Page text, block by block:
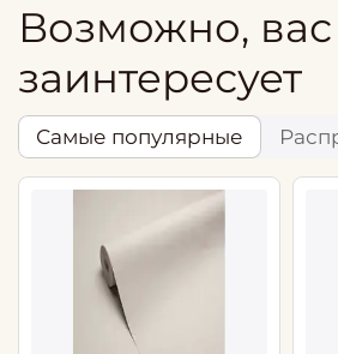
Возможно, вас
заинтересует
Самые популярные